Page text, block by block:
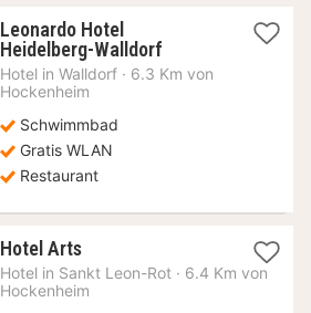
Leonardo Hotel
Heidelberg-Walldorf1
Nacht
Hotel in Walldorf · 6.3 Km von
Hockenheim
Schwimmbad
Gratis WLAN
Restaurant
Hotel Arts1
Nacht
ab
Hotel in Sankt Leon-Rot · 6.4 Km von
Hockenheim